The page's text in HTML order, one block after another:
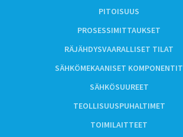
PITOISUUS
PROSESSIMITTAUKSET
RÄJÄHDYSVAARALLISET TILAT
SÄHKÖMEKAANISET KOMPONENTIT
SÄHKÖSUUREET
TEOLLISUUSPUHALTIMET
TOIMILAITTEET